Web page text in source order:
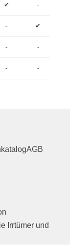
✔ -
- ✔
- -
- -
AGB
Irrtümer und